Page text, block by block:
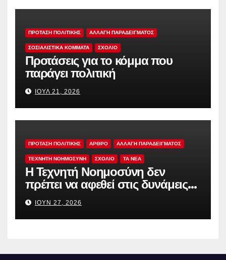
ΠΡΟΤΑΣΗ ΠΟΛΙΤΙΚΗΣ ΑΛΛΑΓΗ ΠΑΡΑΔΕΙΓΜΑΤΟΣ
ΣΟΣΙΑΛΙΣΤΙΚΆ ΚΌΜΜΑΤΑ ΣΧΟΛΙΟ
Προτάσεις για το κόμμα που
παράγει πολιτική
ΙΟΎΛ 21, 2026
ΠΡΟΤΑΣΗ ΠΟΛΙΤΙΚΗΣ ΑΡΘΡΟ ΑΛΛΑΓΗ ΠΑΡΑΔΕΙΓΜΑΤΟΣ
ΤΕΧΝΗΤΗ ΝΟΗΜΟΣΥΝΗ ΣΧΟΛΙΟ TA NEA
Η Τεχνητή Νοημοσύνη δεν
πρέπει να αφεθεί στις δυνάμεις
της αγοράς
ΙΟΎΝ 27, 2026